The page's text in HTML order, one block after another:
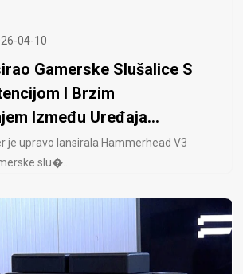
04-10
Gamerske Slušalice S
I Brzim
Između Uređaja...
je upravo lansirala Hammerhead V3
slu�..